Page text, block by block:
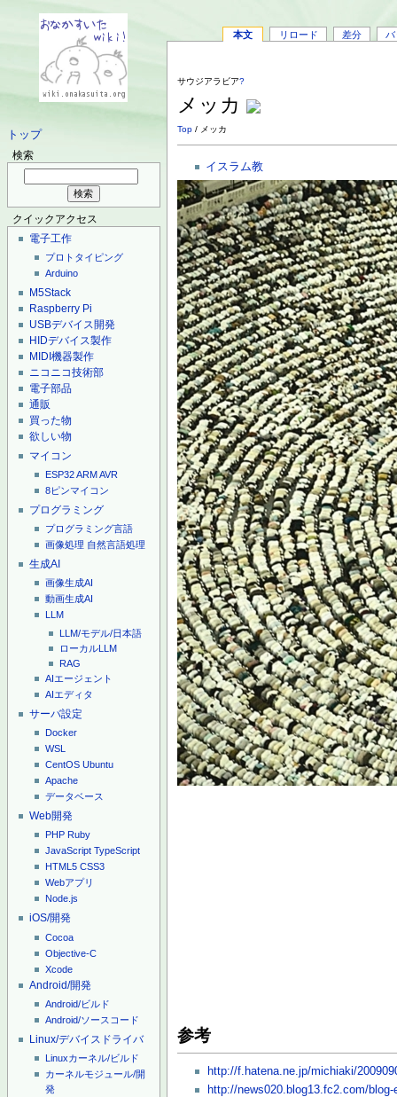
トップ
検索
クイックアクセス
電子工作
プロトタイピング
Arduino
M5Stack
Raspberry Pi
USBデバイス開発
HIDデバイス製作
MIDI機器製作
ニコニコ技術部
電子部品
通販
買った物
欲しい物
マイコン
ESP32ARMAVR
8ピンマイコン
プログラミング
プログラミング言語
画像処理 自然言語処理
生成AI
画像生成AI
動画生成AI
LLM
LLM/モデル/日本語
ローカルLLM
RAG
AIエージェント
AIエディタ
サーバ設定
Docker
WSL
CentOS Ubuntu
Apache
データベース
Web開発
PHP Ruby
JavaScript TypeScript
HTML5 CSS3
Webアプリ
Node.js
iOS/開発
Cocoa
Objective-C
Xcode
Android/開発
Android/ビルド
Android/ソースコード
Linux/デバイスドライバ
Linuxカーネル/ビルド
カーネルモジュール/開
発
本文 リロード 差分 バ
サウジアラビア?
メッカ
Top / メッカ
イスラム教
参考
http://f.hatena.ne.jp/michiaki/
http://news020.blog13.fc2.com/